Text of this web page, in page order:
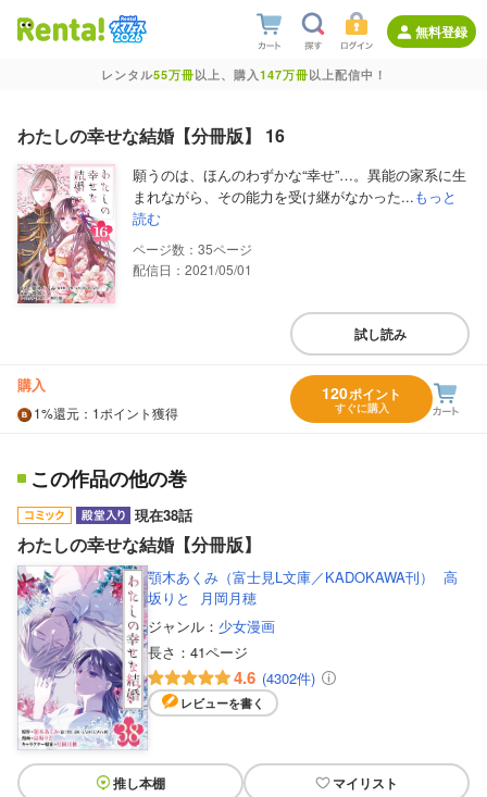
無料登録
レンタル55万冊以上、購入147万冊以上配信中！
わたしの幸せな結婚【分冊版】 16
願うのは、ほんのわずかな“幸せ”…。異能の家系に生
まれながら、その能力を受け継がなかった...もっと
読む
35
配信日：2021/05/01
試し読み
購入
1%還元 ：1ポイント獲得
120ポイント
すぐに購入
この作品の他の巻
現在38話
わたしの幸せな結婚【分冊版】
顎木あくみ（富士見L文庫／KADOKAWA刊）
高
坂りと
月岡月穂
ジャンル： 少女漫画
長さ： 41ページ
4.6 (4302件)
レビューを書く
推し本棚 マイリスト